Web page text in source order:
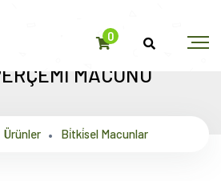
0
MACUNU
Ürünler Bi̇tki̇sel Macunlar